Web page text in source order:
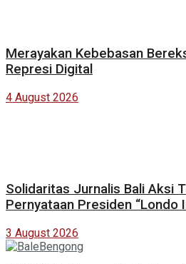
Merayakan Kebebasan
Represi Digital
4 August 2026
Solidaritas Jurnalis Bali Aksi
Pernyataan Presiden “Londo
3 August 2026